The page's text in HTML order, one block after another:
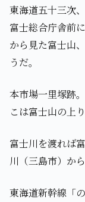
東海道五十三次
富士総合庁舎前
から見た富士山
うだ。
本市場一里塚跡
こは富士山の上
富士川を渡れば
川（三島市）か
東海道新幹線「